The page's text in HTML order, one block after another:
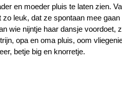
en moeder pluis te laten zien.
zo leuk, dat ze spontaan mee gaan
wie nijntje haar dansje voordoet,
opa en oma pluis, oom
betje big en knorretje.